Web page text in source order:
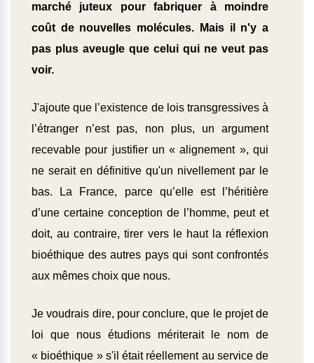
marché juteux pour fabriquer à moindre
coût de nouvelles molécules. Mais il n'y a
pas plus aveugle que celui qui ne veut pas
voir.
J'ajoute que l’existence de lois transgressives à
l’étranger n’est pas, non plus, un argument
recevable pour justifier un « alignement », qui
ne serait en définitive qu'un nivellement par le
bas. La France, parce qu’elle est l’héritière
d’une certaine conception de l’homme, peut et
doit, au contraire, tirer vers le haut la réflexion
bioéthique des autres pays qui sont confrontés
aux mêmes choix que nous.
Je voudrais dire, pour conclure, que le projet de
loi que nous étudions mériterait le nom de
« bioéthique » s'il était réellement au service de